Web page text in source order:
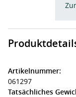
Artikelnummer:
061297
Tatsächliches